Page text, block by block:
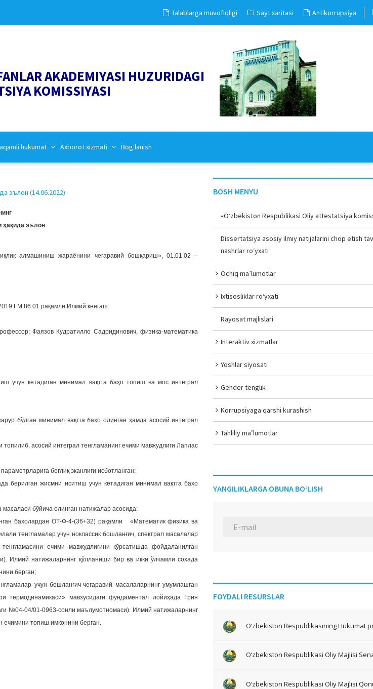
Talablarga muvofiqligi Sayt xaritasi Antikorrupsiya
AKADEMIYASI HUZURIDAGI
KOMISSIYASI
hukumat Axborot xizmati Bog‘lanish
эълон (14.06.2022)
ҳақида эълон
алмашиниш жараёнини чегаравий бошқариш», 01.01.02 –
рақамли Илмий кенгаш.
Фаязов Кудратилло Садридинович, физика-математика
учун кетадиган минимал вақтга баҳо топиш ва мос интеграл
бўлган минимал вақтга баҳо олинган ҳамда асосий интеграл
асосий интеграл тенгламанинг ечими мавжудлиги Лаплас
боғлиқ эканлиги исботланган;
берилган жисмни иситиш учун кетадиган минимал вақтга баҳо
бўйича олинган натижалар асосида:
баҳолардан ОТ-Ф-4-(36+32) рақамли «Математик физика ва
тенгламалар учун ноклассик бошланғич, спектрал масалалар
ечими мавжудлигини кўрсатишда фойдаланилган
Илмий натижаларнинг қўлланиши бир ва икки ўлчамли соҳада
берган;
учун бошланғич-чегаравий масалаларнинг умумлашган
термодинамикаси» мавзусидаги фундаментал лойиҳада Грин
№04-04/01-0963-сонли маълумотномаси). Илмий натижаларнинг
ечимини топиш имконини берган.
BOSH MENYU
«O‘zbekiston Respublikasi Oliy attestatsiya
Dissertatsiya asosiy ilmiy natijalarini chop etish
nashrlar ro‘yxati
Ochiq ma’lumotlar
Ixtisosliklar ro‘yxati
Rayosat majlislari
Interaktiv xizmatlar
Yoshlar siyosati
Gender tenglik
Korrupsiyaga qarshi kurashish
Tahliliy ma’lumotlar
YANGILIKLARGA OBUNA BO‘LISH
FOYDALI RESURSLAR
O‘zbekiston Respublikasining Hukumat
O‘zbekiston Respublikasi Oliy Majlisi
O‘zbekiston Respublikasi Oliy Majlisi